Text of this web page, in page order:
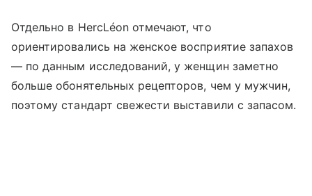
Отдельно в HercLéon отмечают, что
ориентировались на женское восприятие запахов
— по данным исследований, у женщин заметно
больше обонятельных рецепторов, чем у мужчин,
поэтому стандарт свежести выставили с запасом.